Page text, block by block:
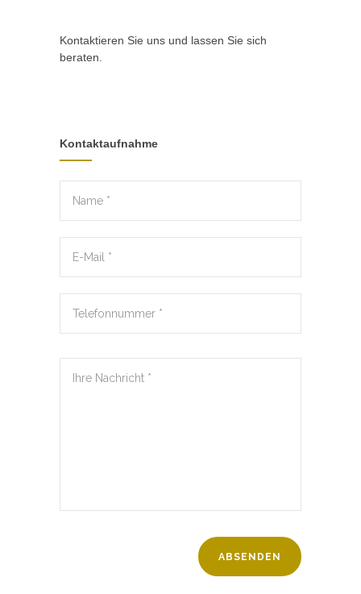
Kontaktieren Sie uns und lassen Sie sich
beraten.
Kontaktaufnahme